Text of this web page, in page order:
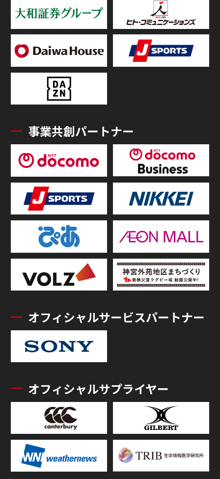
事業共創パートナー
オフィシャルサービスパートナー
オフィシャルサプライヤー